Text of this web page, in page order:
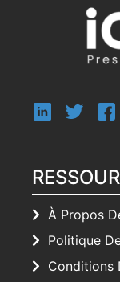
À Propos
Politique
Conditions